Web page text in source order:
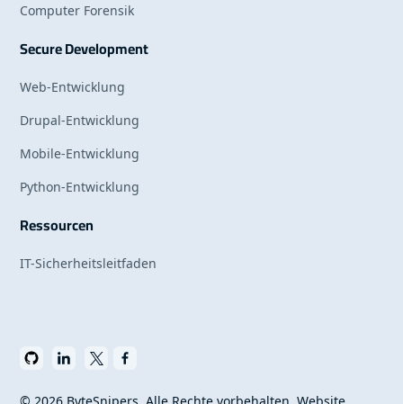
Computer Forensik
Secure Development
Web-Entwicklung
Drupal-Entwicklung
Mobile-Entwicklung
Python-Entwicklung
Ressourcen
IT-Sicherheitsleitfaden
© 2026 ByteSnipers. Alle Rechte vorbehalten. Website